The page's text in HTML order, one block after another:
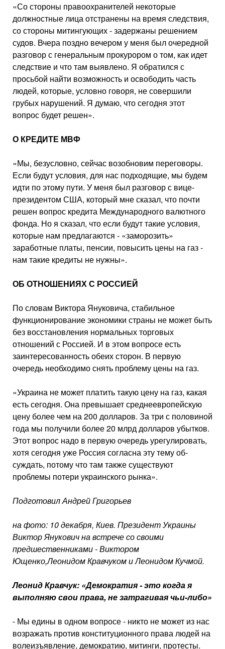
«Со стороны правоохранителей некоторые
должностные лица от­странены на время следствия,
со стороны митингующих - задержаны решением
судов. Вчера поздно вече­ром у меня был очередной
разговор с генеральным прокурором о том, как идет
следствие и что там выяв­лено. Я обратился с
просьбой най­ти возможность и освободить часть
людей, которые, условно говоря, не совершили
грубых нарушений. Я ду­маю, что сегодня этот
вопрос будет решен».
О КРЕДИТЕ МВФ
«Мы, безусловно, сейчас воз­обновим переговоры.
Если будут условия, для нас подходящие, мы будем
идти по этому пути. У меня был разговор с вице-
президентом США, который мне сказал, что поч­ти
решен вопрос кредита Междуна­родного валютного
фонда. Но я ска­зал, что если будут такие условия,
которые нам предлагаются - «замо­розить»
заработные платы, пенсии, повысить цены на газ -
нам такие кредиты не нужны».
ОБ ОТНОШЕНИЯХ С РОССИЕЙ
По словам Виктора Януковича, стабильное
функционирование эко­номики страны не может быть
без восстановления нормальных торго­вых
отношений с Россией. И в этом вопросе есть
заинтересованность обеих сторон. В первую
очередь не­обходимо снять проблему цены на газ.
«Украина не может платить такую цену на газ, какая
есть сегодня. Она превышает среднеевропейскую
це­ну более чем на 200 долларов. За три с половиной
года мы получили более 20 млрд долларов убытков.
Этот вопрос надо в первую оче­редь урегулировать,
хотя сегодня уже Россия согласна эту тему об­
суждать, потому что там также су­ществуют
проблемы потери украин­ского рынка».
Подготовил Андрей Григорьев
на фото: 10 декабря, Киев. Президент Украины
Виктор Янукович на встрече со своими
предшественниками - Виктором
Ющенко,Леонидом Кравчуком и Леонидом Кучмой.
Леонид Кравчук: «Демократия - это когда я
выполняю свои права, не затрагивая чьи-либо»
- Мы едины в одном вопросе - ни­кто не может из нас
возражать против конституционного права людей на
во­леизъявление, демократию, митинги, протесты.